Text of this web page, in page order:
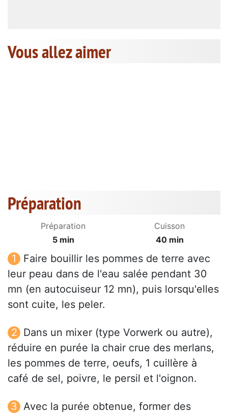
Vous allez aimer
Préparation
Préparation
5 min
Cuisson
40 min
Faire bouillir les pommes de terre avec
leur peau dans de l'eau salée pendant 30
mn (en autocuiseur 12 mn), puis lorsqu'elles
sont cuite, les peler.
Dans un mixer (type Vorwerk ou autre),
réduire en purée la chair crue des merlans,
les pommes de terre, oeufs, 1 cuillère à
café de sel, poivre, le persil et l'oignon.
Avec la purée obtenue, former des